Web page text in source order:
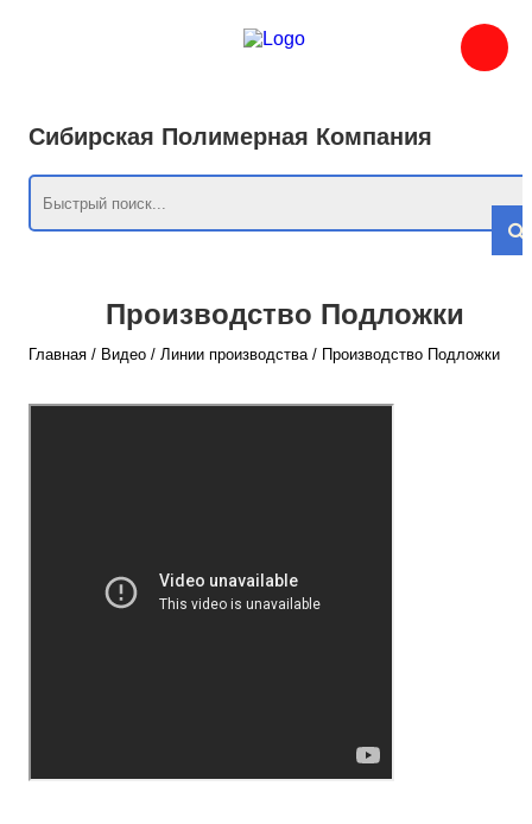
Сибирская Полимерная Компания
Производство Подложки
Главная / Видео / Линии производства/ Производство Подложки